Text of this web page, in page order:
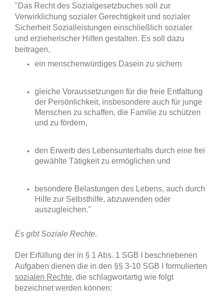
"Das Recht des Sozialgesetzbuches soll zur
Verwirklichung sozialer Gerechtigkeit und sozialer
Sicherheit Sozialleistungen einschließlich sozialer
und erzieherischer Hilfen gestalten. Es soll dazu
beitragen,
ein menschenwürdiges Dasein zu sichern
gleiche Voraussetzungen für die freie Entfaltung
der Persönlichkeit, insbesondere auch für junge
Menschen zu schaffen, die Familie zu schützen
und zu fördern,
den Erwerb des Lebensunterhalts durch eine frei
gewählte Tätigkeit zu ermöglichen und
besondere Belastungen des Lebens, auch durch
Hilfe zur Selbsthilfe, abzuwenden oder
auszugleichen."
Es gibt Soziale Rechte.
Der Erfüllung der in § 1 Abs. 1 SGB I beschriebenen
Aufgaben dienen die in den §§ 3-10 SGB I formulierten
sozialen Rechte, die schlagwortartig wie folgt
bezeichnet werden können: